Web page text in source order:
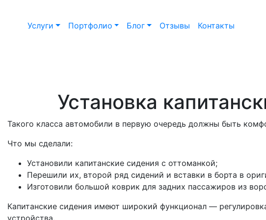
Услуги Портфолио Блог Отзывы Контакты
Установка
Такого класса автомобили в первую очередь должны быть
Что мы сделали:
Установили капитанские сидения с оттоманкой;
Перешили их, второй ряд сидений и вставки в борта в
Изготовили большой коврик для задних пассажиров из
Капитанские сидения имеют широкий функционал —
устройства.